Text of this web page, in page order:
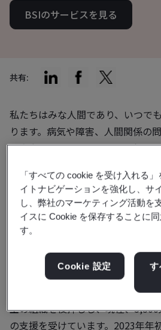
BSIのサービスを見る
私たちはみな人間であり、いつで
ります。病気や障害、人間関係の
た自力でどうにもならない状況は
56％が弱者とみなされるようにな
これまで以上に、信頼できる必要
借りるべきです。
番必要なときに、信頼できるサー
の安心感を与えます。BSI
に、公平で柔軟な総合的サービス
土の組織を後押しし、現在、
の支援を受けています。2023年年
共有:
「すべての cookie を受け入れる
イトナビゲーションを強化し、サ
し、弊社のマーケティング活動を
イスに Cookie を保存することに
す。
Cookie 設定